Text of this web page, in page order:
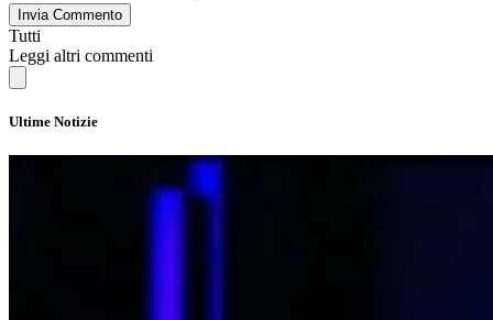
Invia Commento
Tutti
Leggi altri commenti
Ultime Notizie